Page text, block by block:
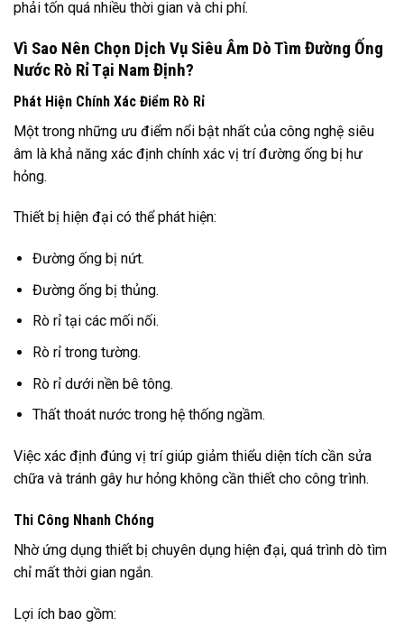
phải tốn quá nhiều thời gian và chi phí.
Vì Sao Nên Chọn Dịch Vụ Siêu Âm Dò Tìm Đường Ống
Nước Rò Rỉ Tại Nam Định?
Phát Hiện Chính Xác Điểm Rò Rỉ
Một trong những ưu điểm nổi bật nhất của công nghệ siêu
âm là khả năng xác định chính xác vị trí đường ống bị hư
hỏng.
Thiết bị hiện đại có thể phát hiện:
Đường ống bị nứt.
Đường ống bị thủng.
Rò rỉ tại các mối nối.
Rò rỉ trong tường.
Rò rỉ dưới nền bê tông.
Thất thoát nước trong hệ thống ngầm.
Việc xác định đúng vị trí giúp giảm thiểu diện tích cần sửa
chữa và tránh gây hư hỏng không cần thiết cho công trình.
Thi Công Nhanh Chóng
Nhờ ứng dụng thiết bị chuyên dụng hiện đại, quá trình dò tìm
chỉ mất thời gian ngắn.
Lợi ích bao gồm: